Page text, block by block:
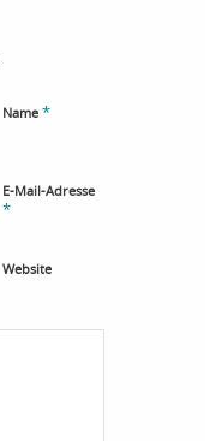
Name *
E-Mail-Adresse
*
Website